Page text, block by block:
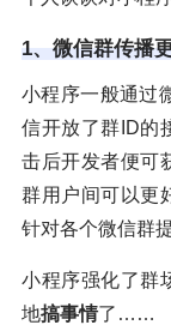
1、微信群传播
小程序一般通过
信开放了群ID的
击后开发者便可
群用户间可以更
针对各个微信群
小程序强化了群
地搞事情了……